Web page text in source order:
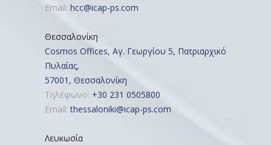
Email: hcc@icap-ps.com
Θεσσαλονίκη
Cosmos Offices, Αγ. Γεωργίου 5, Πατριαρχικό
Πυλαίας,
57001, Θεσσαλονίκη
Τηλέφωνο: +30 231 0505800
Email:thessaloniki@icap-ps.com
Λευκωσία